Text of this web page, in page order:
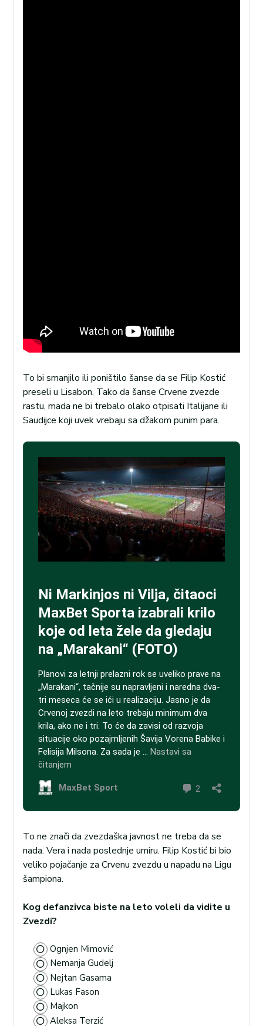
To bi smanjilo ili poništilo šanse da se Filip Kostić
preseli u Lisabon. Tako da šanse Crvene zvezde
rastu, mada ne bi trebalo olako otpisati Italijane ili
Saudijce koji uvek vrebaju sa džakom punim para.
To ne znači da zvezdaška javnost ne treba da se
nada. Vera i nada poslednje umiru. Filip Kostić bi bio
veliko pojačanje za Crvenu zvezdu u napadu na Ligu
šampiona.
Kog defanzivca biste na leto voleli da vidite u
Zvezdi?
Ognjen Mimović
Nemanja Gudelj
Nejtan Gasama
Lukas Fason
Majkon
Aleksa Terzić